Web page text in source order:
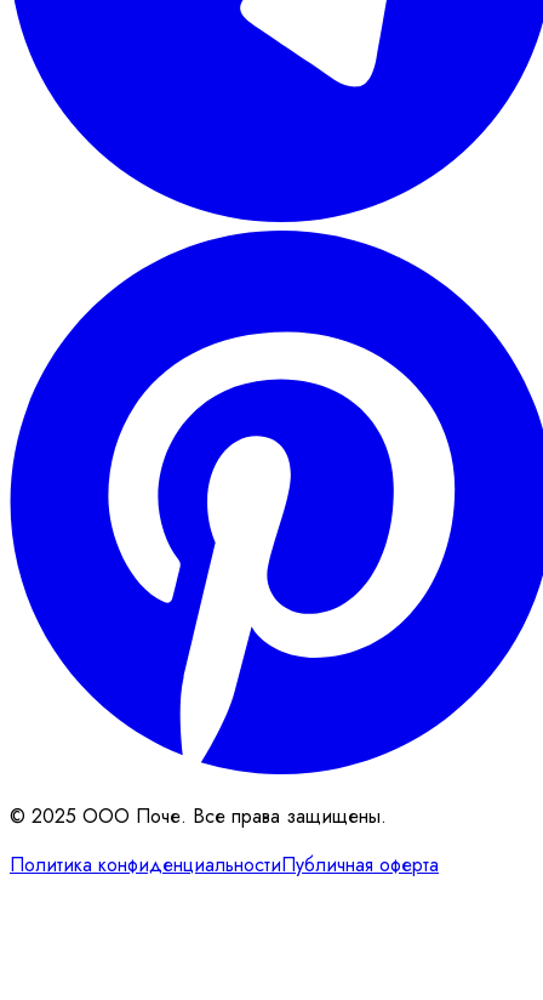
© 2025 ООО Поче. Все права защищены.
Политика конфиденциальностиПубличная оферта